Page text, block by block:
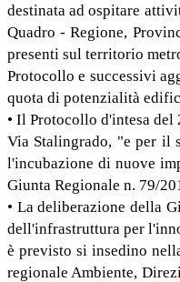
destinata ad ospitare
Quadro - Regione,
presenti sul territorio
Protocollo e successivi
quota di potenzialità
• Il Protocollo d'intesa
Via Stalingrado, "e per il
l'incubazione di nuove
Giunta Regionale n. 79/
• La deliberazione della
dell'infrastruttura per
è previsto si insedino
regionale Ambiente,